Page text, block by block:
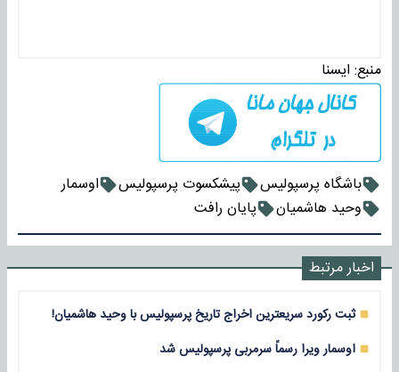
منبع: ايسنا
باشگاه پرسپولیس پیشکسوت پرسپولیس
اوسمار
وحید هاشمیان
پایان رافت
اخبار مرتبط
ثبت رکورد سریعترین اخراج تاریخ پرسپولیس با وحید هاشمیان!
اوسمار ویرا رسماً سرمربی پرسپولیس شد